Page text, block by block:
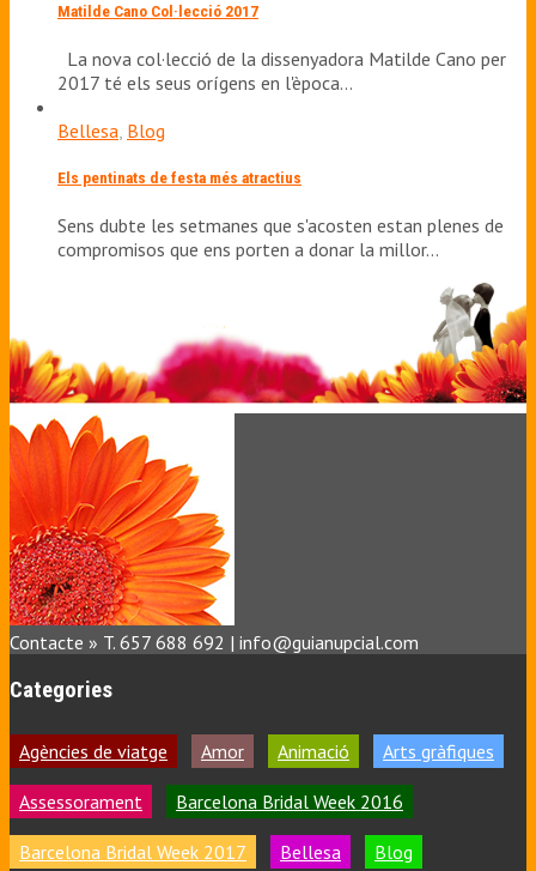
Matilde Cano Col·lecció 2017
La nova col·lecció de la dissenyadora Matilde Cano per
2017 té els seus orígens en l'època…
Bellesa, Blog
Els pentinats de festa més atractius
Sens dubte les setmanes que s'acosten estan plenes de
compromisos que ens porten a donar la millor…
Contacte » T. 657 688 692 | info@guianupcial.com
Categories
Agències de viatge Amor Animació Arts gràfiques
Assessorament Barcelona Bridal Week 2016
Barcelona Bridal Week 2017 Bellesa Blog